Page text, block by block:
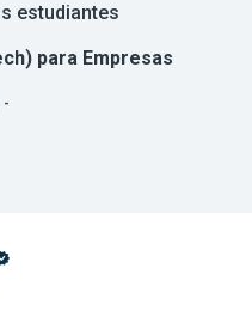
estudiantes
para Empresas
-